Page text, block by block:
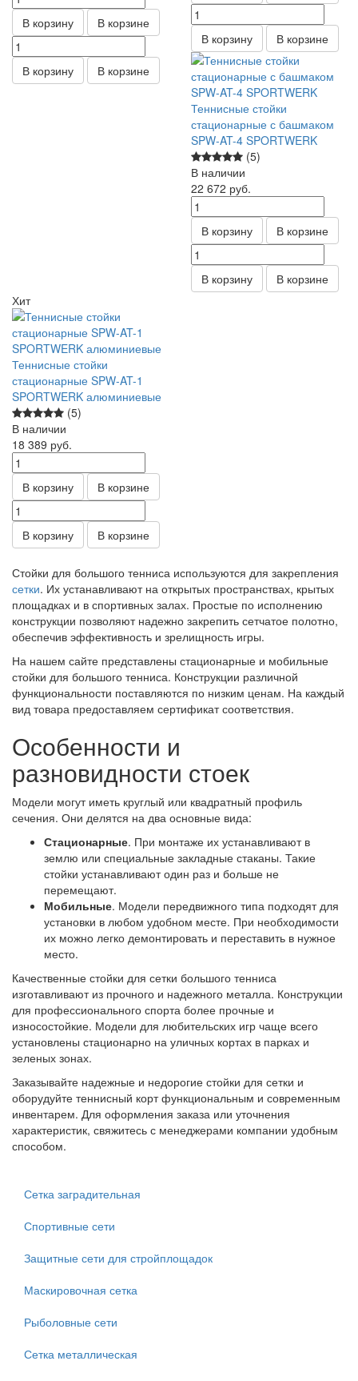
В корзину В корзине
В корзину В корзине
В корзину В корзине
Теннисные стойки
стационарные с башмаком
SPW-AT-4 SPORTWERK
(5)
В наличии
22 672 руб.
В корзину В корзине
В корзину
В корзине
Хит
Теннисные стойки
стационарные SPW-AT-1
SPORTWERK алюминиевые
(5)
В наличии
18 389 руб.
В корзину В корзине
В корзину В корзине
Стойки для большого тенниса используются для закрепления
сетки. Их устанавливают на открытых пространствах, крытых
площадках и в спортивных залах. Простые по исполнению
конструкции позволяют надежно закрепить сетчатое полотно,
обеспечив эффективность и зрелищность игры.
На нашем сайте представлены стационарные и мобильные
стойки для большого тенниса. Конструкции различной
функциональности поставляются по низким ценам. На каждый
вид товара предоставляем сертификат соответствия.
Особенности и
разновидности стоек
Модели могут иметь круглый или квадратный профиль
сечения. Они делятся на два основные вида:
Стационарные. При монтаже их устанавливают в
землю или специальные закладные стаканы. Такие
стойки устанавливают один раз и больше не
перемещают.
Мобильные. Модели передвижного типа подходят для
установки в любом удобном месте. При необходимости
их можно легко демонтировать и переставить в нужное
место.
Качественные стойки для сетки большого тенниса
изготавливают из прочного и надежного металла. Конструкции
для профессионального спорта более прочные и
износостойкие. Модели для любительских игр чаще всего
установлены стационарно на уличных кортах в парках и
зеленых зонах.
Заказывайте надежные и недорогие стойки для сетки и
оборудуйте теннисный корт функциональным и современным
инвентарем. Для оформления заказа или уточнения
характеристик, свяжитесь с менеджерами компании удобным
способом.
Сетка заградительная
Спортивные сети
Защитные сети для стройплощадок
Маскировочная сетка
Рыболовные сети
Сетка металлическая